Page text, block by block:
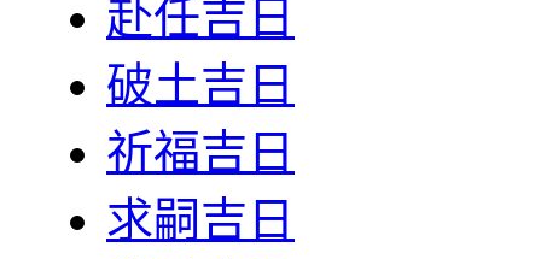
赴任吉日
破土吉日
祈福吉日
求嗣吉日